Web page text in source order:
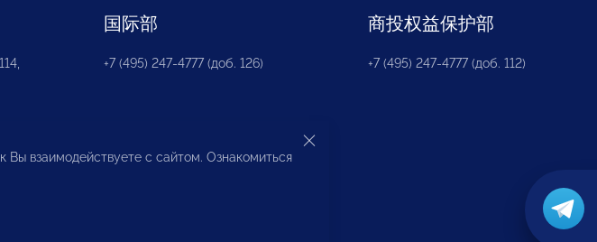
国际部
+7 (495) 247-4777 (доб. 126)
商投权益保护部
+7 (495) 247-4777 (доб. 112)
взаимодействуете с сайтом. Ознакомиться